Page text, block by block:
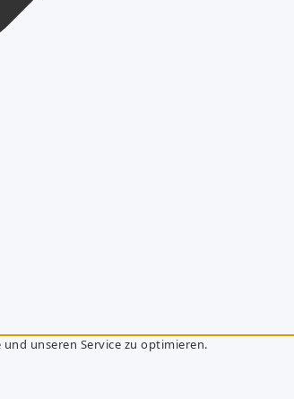
unseren Service zu optimieren.